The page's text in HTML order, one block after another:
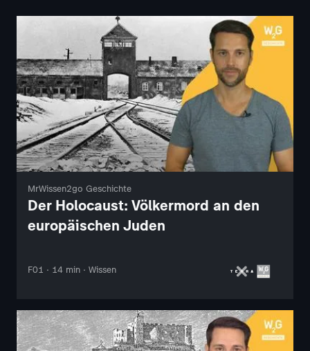
MrWissen2go Geschichte
Der Holocaust: Völkermord an den
europäischen Juden
F01 · 14 min · Wissen